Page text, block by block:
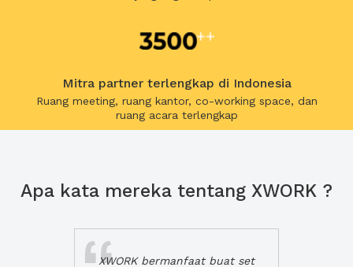
Mitra partner terlengkap di Indonesia
Ruang meeting, ruang kantor, co-working space, dan
ruang acara terlengkap
Apa kata mereka tentang XWORK ?
XWORK bermanfaat buat set